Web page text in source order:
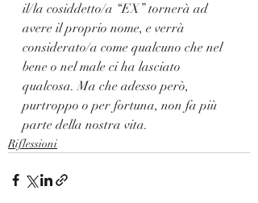
il/la cosiddetto/a “EX” tornerà ad
avere il proprio nome, e verrà
considerato/a come qualcuno che nel
bene o nel male ci ha lasciato
qualcosa. Ma che adesso però,
purtroppo o per fortuna, non fa più
parte della nostra vita.
Riflessioni